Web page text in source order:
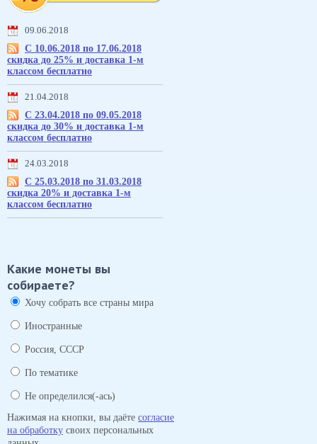
09.06.2018
С 10.06.2018 по 17.06.2018
скидка до 25% и доставка 1-м
классом бесплатно
21.04.2018
С 23.04.2018 по 09.05.2018
скидка до 30% и доставка 1-м
классом бесплатно
24.03.2018
С 25.03.2018 по 31.03.2018
скидка 20% и доставка 1-м
классом бесплатно
Какие монеты вы
собираете?
Хочу собрать все страны мира
Иностранные
Россия, СССР
По тематике
Не определился(-ась)
Нажимая на кнопки, вы даёте согласие
на обработку своих персональных